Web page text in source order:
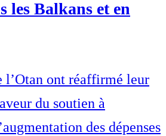
les Balkans et en
l’Otan ont réaffirmé leur
du soutien à
des dépenses